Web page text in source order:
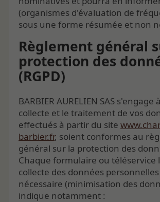
(organismes d'évaluation de
sous une forme résumée et non
Règlement général
protection des
(RGPD)
BARBIER AURELIEN SAS s'engage
collecte et le traitement de vos
effectués à partir du site
barbier.fr, soient conformes au
général sur la protection des
Chaque formulaire ou téléservice
collecte des données
nécessaire (minimisation des
indique notamment :